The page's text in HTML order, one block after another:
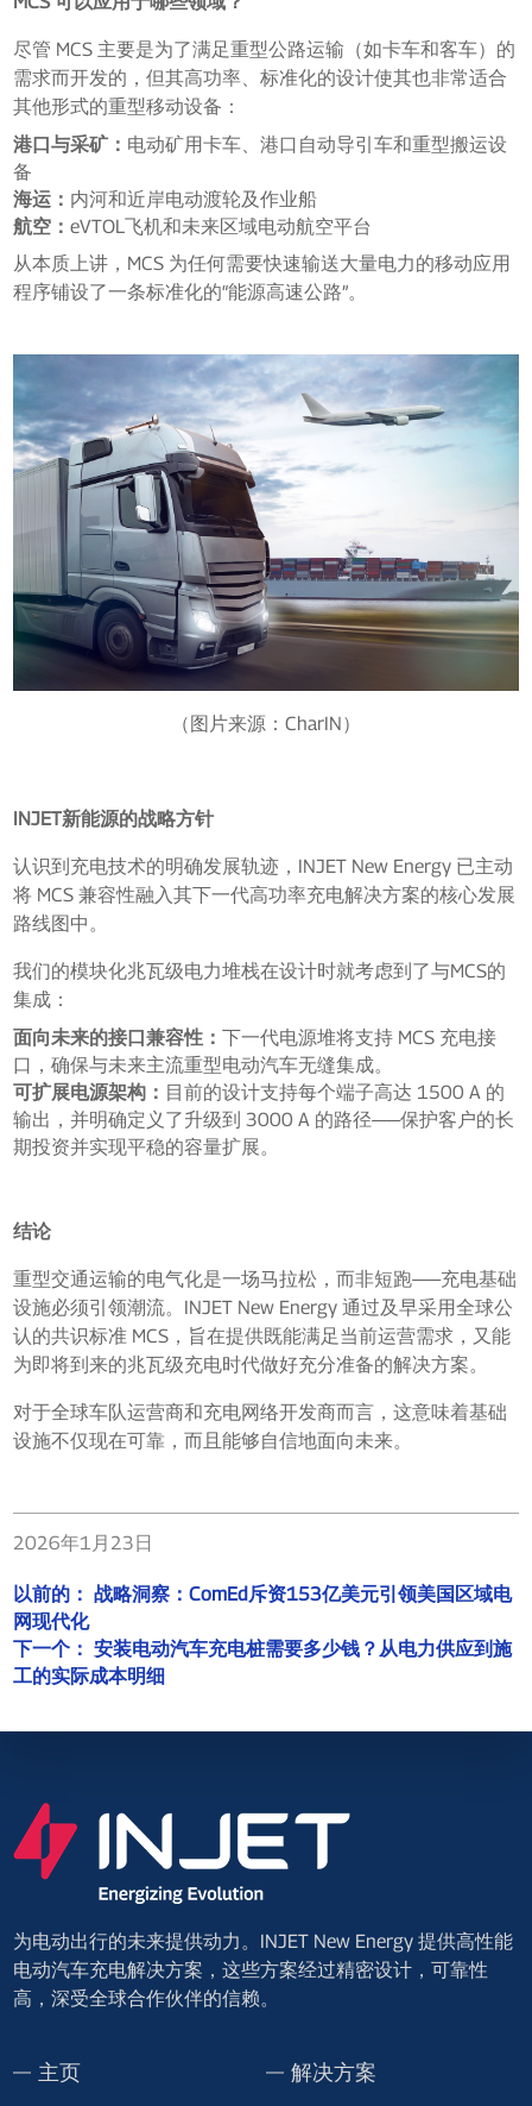
尽管 MCS 主要是为了满足重型公路运输（如卡车和客车）的
需求而开发的，但其高功率、标准化的设计使其也非常适合
其他形式的重型移动设备：
港口与采矿： 电动矿用卡车、港口自动导引车和重型搬运设
备
海运： 内河和近岸电动渡轮及作业船
航空：eVTOL飞机和未来区域电动航空平台
从本质上讲，MCS 为任何需要快速输送大量电力的移动应用
程序铺设了一条标准化的“能源高速公路”。
（图片来源：CharIN）
INJET新能源的战略方针
认识到充电技术的明确发展轨迹，INJET New Energy 已主动
将 MCS 兼容性融入其下一代高功率充电解决方案的核心发展
路线图中。
我们的模块化兆瓦级电力堆栈在设计时就考虑到了与MCS的
集成：
面向未来的接口兼容性：下一代电源堆将支持 MCS 充电接
口，确保与未来主流重型电动汽车无缝集成。
可扩展电源架构： 目前的设计支持每个端子高达 1500 A 的
输出，并明确定义了升级到 3000 A 的路径——保护客户的长
期投资并实现平稳的容量扩展。
结论
重型交通运输的电气化是一场马拉松，而非短跑——充电基础
设施必须引领潮流。INJET New Energy 通过及早采用全球公
认的共识标准 MCS，旨在提供既能满足当前运营需求，又能
为即将到来的兆瓦级充电时代做好充分准备的解决方案。
对于全球车队运营商和充电网络开发商而言，这意味着基础
设施不仅现在可靠，而且能够自信地面向未来。
2026年1月23日
以前的： 战略洞察：ComEd斥资153亿美元引领美国区域电
网现代化
下一个： 安装电动汽车充电桩需要多少钱？从电力供应到施
工的实际成本明细
为电动出行的未来提供动力。INJET New Energy 提供高性能
电动汽车充电解决方案，这些方案经过精密设计，可靠性
高，深受全球合作伙伴的信赖。
主页
解决方案